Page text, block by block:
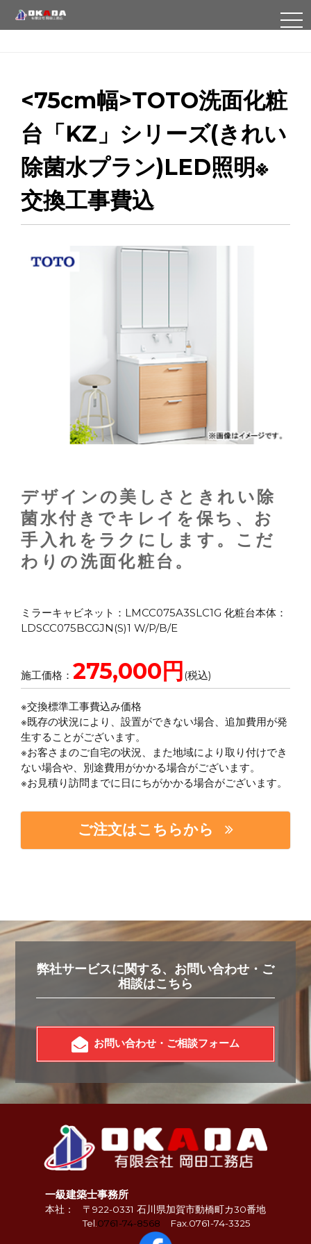
<75cm幅>TOTO洗面化粧
台「KZ」シリーズ(きれい
除菌水プラン)LED照明※
交換工事費込
デザインの美しさときれい除
菌水付きでキレイを保ち、お
手入れをラクにします。こだ
わりの洗面化粧台。
ミラーキャビネット：LMCC075A3SLC1G 化粧台本体：
LDSCC075BCGJN(S)1 W/P/B/E
施工価格： 275,000円 (税込)
※交換標準工事費込み価格
※既存の状況により、設置ができない場合、追加費用が発
生することがございます。
※お客さまのご自宅の状況、また地域により取り付けでき
ない場合や、別途費用がかかる場合がございます。
※お見積り訪問までに日にちがかかる場合がございます。
ご注文はこちらから
弊社サービスに関する、お問い合わせ・ご
相談はこちら
お問い合わせ・ご相談フォーム
一級建築士事務所
本社：
〒922-0331 石川県加賀市動橋町カ30番地
Tel.0761-74-8568 Fax.0761-74-3325